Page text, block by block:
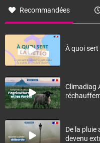
Recommandées
À quoi sert
Climadiag
De la pluie
devenu